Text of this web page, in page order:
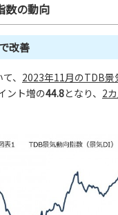
数の動向
改善
、 2023年11月のTDB景
ント増の44.8となり、 2